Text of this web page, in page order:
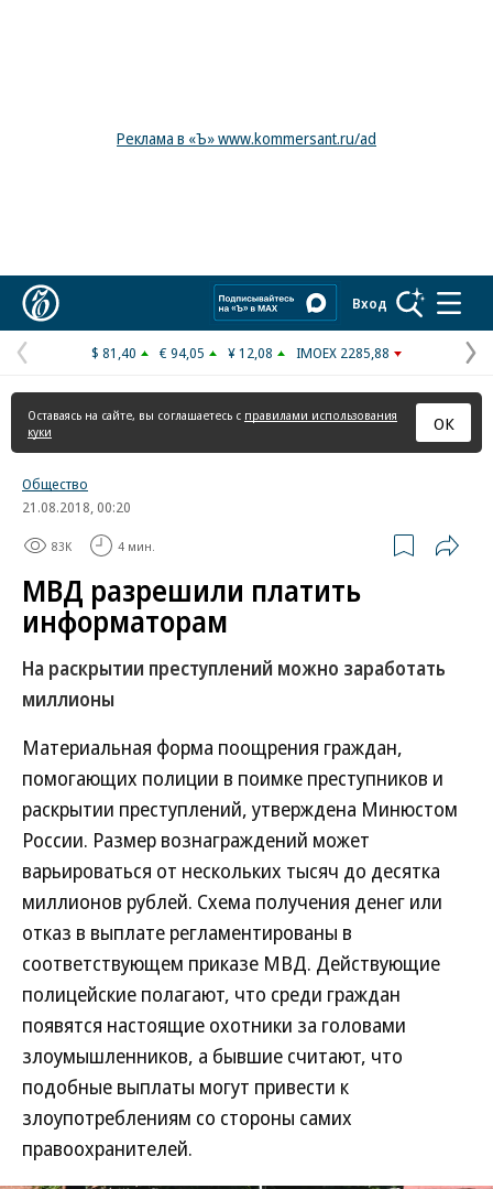
Реклама в «Ъ» www.kommersant.ru/ad
Вход
Предыдущая
страница
$ 81,40 € 94,05 ¥ 12,08 IMOEX 2285,88
Оставаясь на сайте, вы соглашаетесь с правилами использования
куки
ОК
Общество
21.08.2018, 00:20
83K 4 мин.
МВД разрешили платить
информаторам
На раскрытии преступлений можно заработать
миллионы
Материальная форма поощрения граждан,
помогающих полиции в поимке преступников и
раскрытии преступлений, утверждена Минюстом
России. Размер вознаграждений может
варьироваться от нескольких тысяч до десятка
миллионов рублей. Схема получения денег или
отказ в выплате регламентированы в
соответствующем приказе МВД. Действующие
полицейские полагают, что среди граждан
появятся настоящие охотники за головами
злоумышленников, а бывшие считают, что
подобные выплаты могут привести к
злоупотреблениям со стороны самих
правоохранителей.